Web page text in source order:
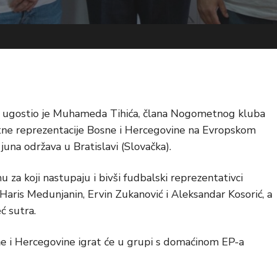
je Muhameda Tihića, člana Nogometnog kluba
reprezentacije Bosne i Hercegovine na Evropskom
održava u Bratislavi (Slovačka).
za koji nastupaju i bivši fudbalski reprezentativci
Medunjanin, Ervin Zukanović i Aleksandar Kosorić, a
sutra.
i Hercegovine igrat će u grupi s domaćinom EP-a